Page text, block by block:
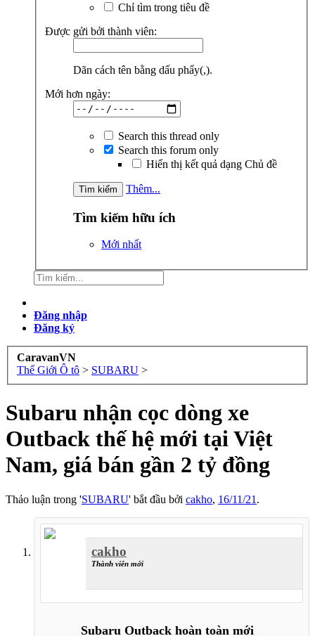
Chỉ tìm trong tiêu đề
Được gửi bởi thành viên:
Dãn cách tên bằng dấu phẩy(,).
Mới hơn ngày:
Search this thread only
Search this forum only
Hiển thị kết quả dạng Chủ đề
Thêm...
Tìm kiếm hữu ích
Mới nhất
Đăng nhập
Đăng ký
CaravanVN
Thế Giới Ô tô > SUBARU >
Subaru nhận cọc dòng xe
Outback thế hệ mới tại Việt
Nam, giá bán gần 2 tỷ đồng
Thảo luận trong 'SUBARU' bắt đầu bởi cakho, 16/11/21 .
cakho
Thành viên mới
Subaru Outback hoàn toàn mới